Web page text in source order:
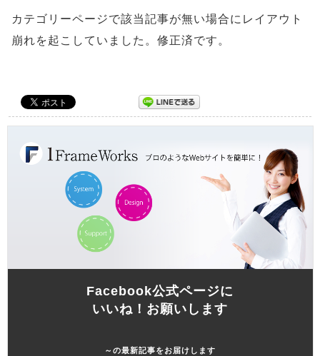
カテゴリーページで該当記事が無い場合にレイアウト
崩れを起こしていました。修正済です。
Facebook公式ページに
いいね！お願いします
～の最新記事をお届けします